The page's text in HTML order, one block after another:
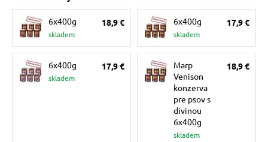
mačky
mačky
6x400g
skladem
18,9 € 6x400g
skladem
17,9 €
6x400g
skladem
17,9 €
Marp
Venison
konzerva
pre psov s
divinou
6x400g
skladem
18,9 €